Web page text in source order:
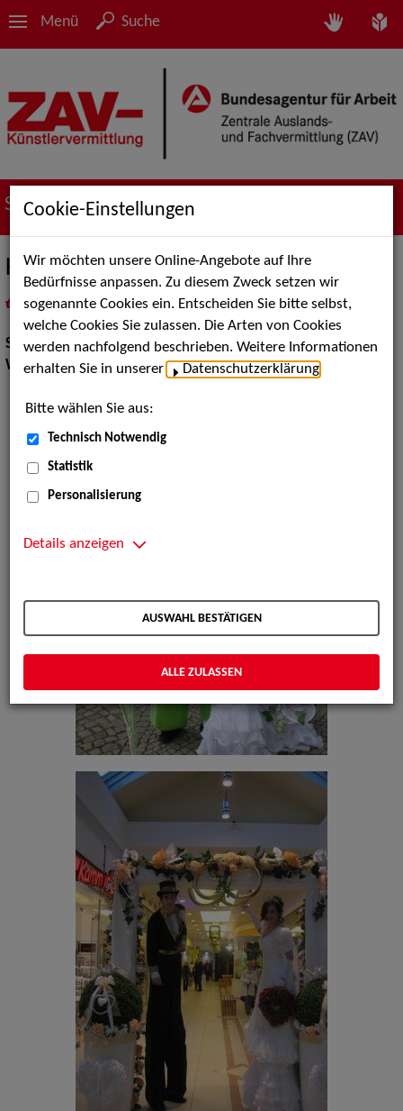
Menü Suche
Suche nach Künstler*innen
Katrin Geppert - Stelzen
als PDF speichern
inMeine Merklistelegen
Show:Walk Acts Animation
Walk Acts Animation:Stelzenlauf, Walk Acts
Cookie-Einstellungen
Wir möchten unsere Online-Angebote auf Ihre
Bedürfnisse anpassen. Zu diesem Zweck setzen wir
sogenannte Cookies ein. Entscheiden Sie bitte selbst,
welche Cookies Sie zulassen. Die Arten von Cookies
werden nachfolgend beschrieben. Weitere Informationen
erhalten Sie in unserer
Datenschutzerklärung
Bitte wählen Sie aus:
Technisch Notwendig
Statistik
Personalisierung
Details anzeigen
AUSWAHL BESTÄTIGEN
ALLE ZULASSEN